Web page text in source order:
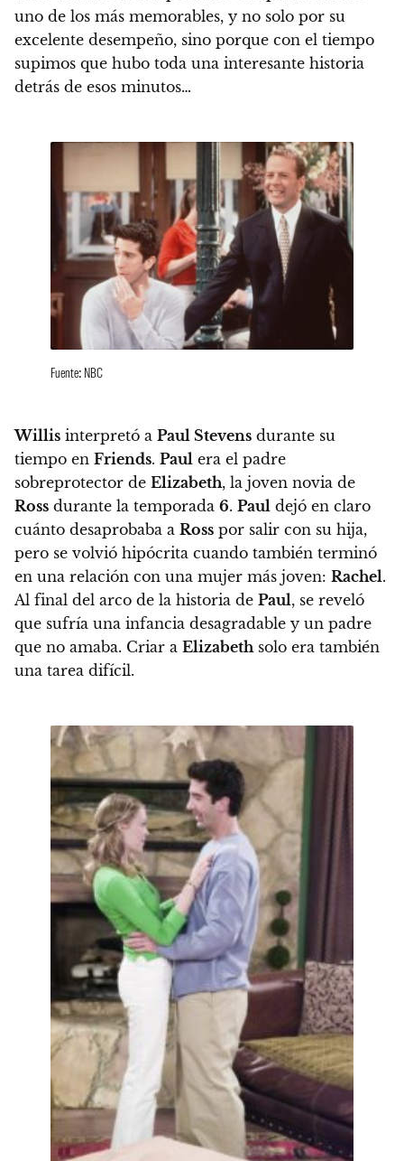
uno de los más memorables, y no solo por su
excelente desempeño, sino porque con el tiempo
supimos que hubo toda una interesante historia
detrás de esos minutos…
Fuente: NBC
Willis interpretó a Paul Stevens durante su
tiempo en Friends. Paul era el padre
sobreprotector de Elizabeth, la joven novia de
Ross durante la temporada 6. Paul dejó en claro
cuánto desaprobaba a Ross por salir con su hija,
pero se volvió hipócrita cuando también terminó
en una relación con una mujer más joven: Rachel.
Al final del arco de la historia de Paul, se reveló
que sufría una infancia desagradable y un padre
que no amaba. Criar a Elizabeth solo era también
una tarea difícil.